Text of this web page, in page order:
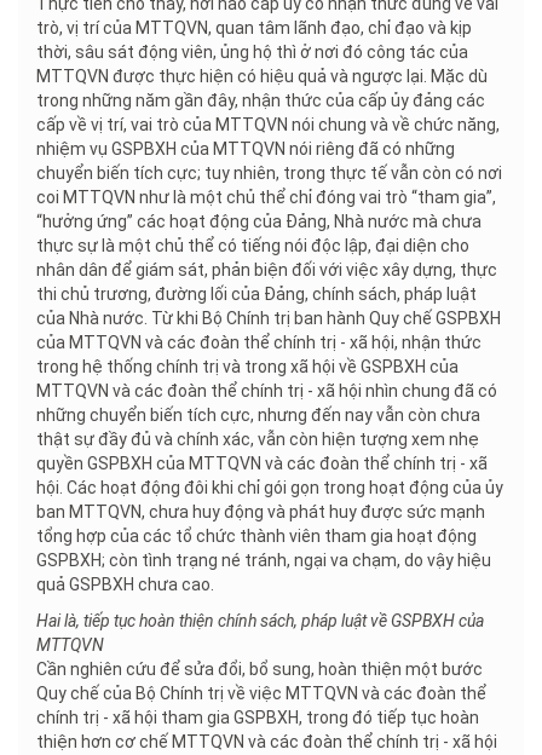
Thực tiễn cho thấy, nơi nào cấp ủy có nhận thức đúng về vai
trò, vị trí của MTTQVN, quan tâm lãnh đạo, chỉ đạo và kịp
thời, sâu sát động viên, ủng hộ thì ở nơi đó công tác của
MTTQVN được thực hiện có hiệu quả và ngược lại. Mặc dù
trong những năm gần đây, nhận thức của cấp ủy đảng các
cấp về vị trí, vai trò của MTTQVN nói chung và về chức năng,
nhiệm vụ GSPBXH của MTTQVN nói riêng đã có những
chuyển biến tích cực; tuy nhiên, trong thực tế vẫn còn có nơi
coi MTTQVN như là một chủ thể chỉ đóng vai trò “tham gia”,
“hưởng ứng” các hoạt động của Đảng, Nhà nước mà chưa
thực sự là một chủ thể có tiếng nói độc lập, đại diện cho
nhân dân để giám sát, phản biện đối với việc xây dựng, thực
thi chủ trương, đường lối của Đảng, chính sách, pháp luật
của Nhà nước. Từ khi Bộ Chính trị ban hành Quy chế GSPBXH
của MTTQVN và các đoàn thể chính trị - xã hội, nhận thức
trong hệ thống chính trị và trong xã hội về GSPBXH của
MTTQVN và các đoàn thể chính trị - xã hội nhìn chung đã có
những chuyển biến tích cực, nhưng đến nay vẫn còn chưa
thật sự đầy đủ và chính xác, vẫn còn hiện tượng xem nhẹ
quyền GSPBXH của MTTQVN và các đoàn thể chính trị - xã
hội. Các hoạt động đôi khi chỉ gói gọn trong hoạt động của ủy
ban MTTQVN, chưa huy động và phát huy được sức mạnh
tổng hợp của các tổ chức thành viên tham gia hoạt động
GSPBXH; còn tình trạng né tránh, ngại va chạm, do vậy hiệu
quả GSPBXH chưa cao.
Hai là, tiếp tục hoàn thiện chính sách, pháp luật về GSPBXH của
MTTQVN
Cần nghiên cứu để sửa đổi, bổ sung, hoàn thiện một bước
Quy chế của Bộ Chính trị về việc MTTQVN và các đoàn thể
chính trị - xã hội tham gia GSPBXH, trong đó tiếp tục hoàn
thiện hơn cơ chế MTTQVN và các đoàn thể chính trị - xã hội